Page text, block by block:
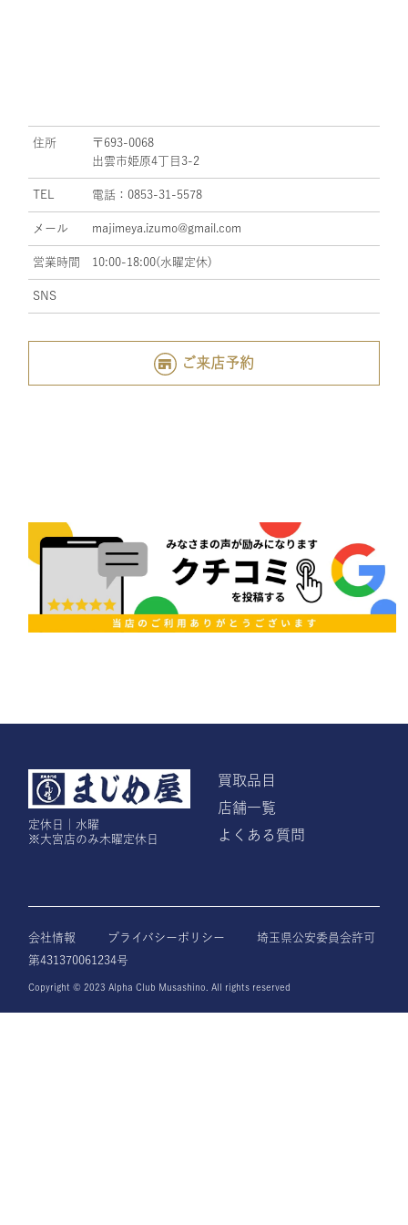
住所
〒693-0068
出雲市姫原4丁目3-2
TEL 電話：0853-31-5578
メール majimeya.izumo@gmail.com
営業時間 10:00-18:00(水曜定休)
SNS
ご来店予約
定休日｜水曜
※大宮店のみ木曜定休日
買取品目
店舗一覧
よくある質問
会社情報 プライバシーポリシー
埼玉県公安委員会許可
第431370061234号
Copyright © 2023 Alpha Club Musashino. All rights reserved